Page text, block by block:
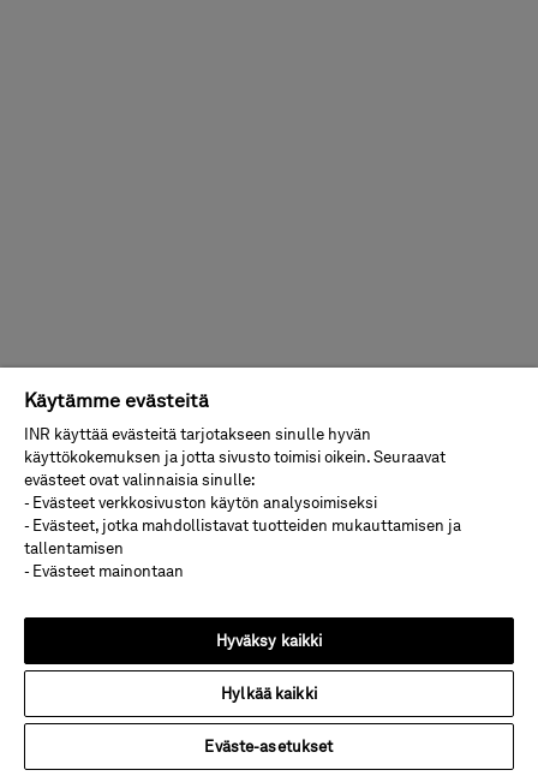
Käytämme evästeitä
INR käyttää evästeitä tarjotakseen sinulle hyvän
käyttökokemuksen ja jotta sivusto toimisi oikein. Seuraavat
evästeet ovat valinnaisia sinulle:
- Evästeet verkkosivuston käytön analysoimiseksi
- Evästeet, jotka mahdollistavat tuotteiden mukauttamisen ja
tallentamisen
- Evästeet mainontaan
Hyväksy kaikki
Hylkää kaikki
Eväste-asetukset